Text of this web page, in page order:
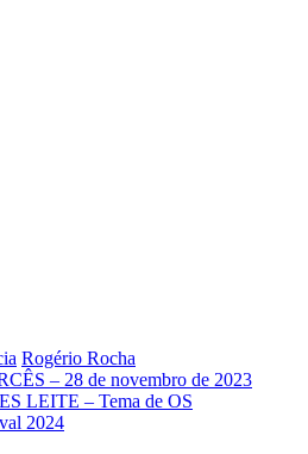
Rogério Rocha
– 28 de novembro de 2023
LEITE – Tema de OS
2024